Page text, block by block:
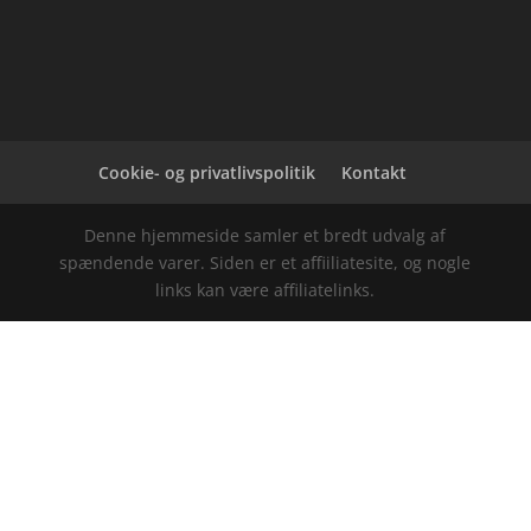
Cookie- og privatlivspolitik Kontakt
Denne hjemmeside samler et bredt udvalg af
spændende varer. Siden er et affiiliatesite, og nogle
links kan være affiliatelinks.